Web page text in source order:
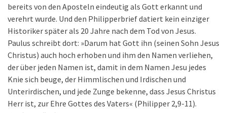
bereits von den Aposteln eindeutig als Gott erkannt und
verehrt wurde. Und den Philipperbrief datiert kein einziger
Historiker später als 20 Jahre nach dem Tod von Jesus.
Paulus schreibt dort: »Darum hat Gott ihn (seinen Sohn Jesus
Christus) auch hoch erhoben und ihm den Namen verliehen,
der über jeden Namen ist, damit in dem Namen Jesu jedes
Knie sich beuge, der Himmlischen und Irdischen und
Unterirdischen, und jede Zunge bekenne, dass Jesus Christus
Herr ist, zur Ehre Gottes des Vaters« (Philipper 2,9-11).